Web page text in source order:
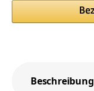
Beschreibung